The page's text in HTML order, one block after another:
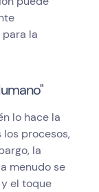
la
lo hace la
procesos,
la
menudo se
el toque